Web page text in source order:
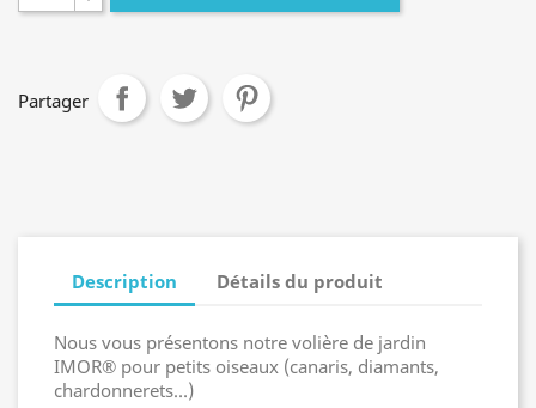
Partager
Description Détails du produit
Nous vous présentons notre volière de jardin
IMOR® pour petits oiseaux (canaris, diamants,
chardonnerets…)